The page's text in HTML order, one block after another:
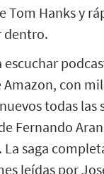
Tom Hanks y
dentro.
escuchar
con
todas
Fernando
saga
leídas por